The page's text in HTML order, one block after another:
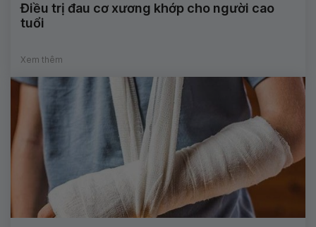
Điều trị đau cơ xương khớp cho người cao
tuổi
Xem thêm